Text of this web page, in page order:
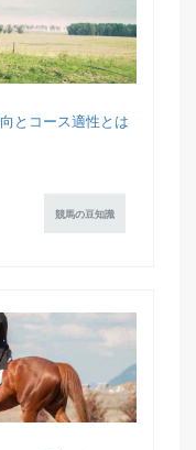
とコース適性とは
競馬の豆知識